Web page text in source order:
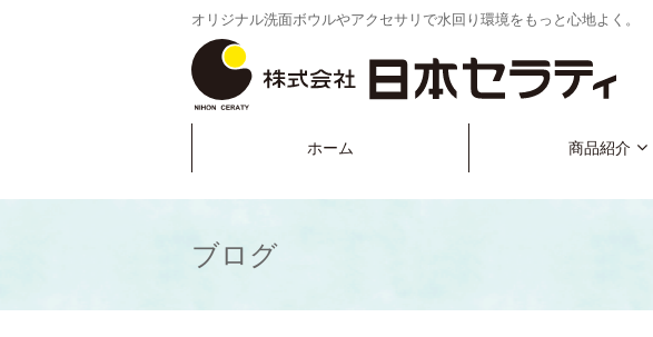
オリジナル洗面ボウルやアクセサリで水回り環境をもっと心地よく。
ホーム 商品紹介
ブログ